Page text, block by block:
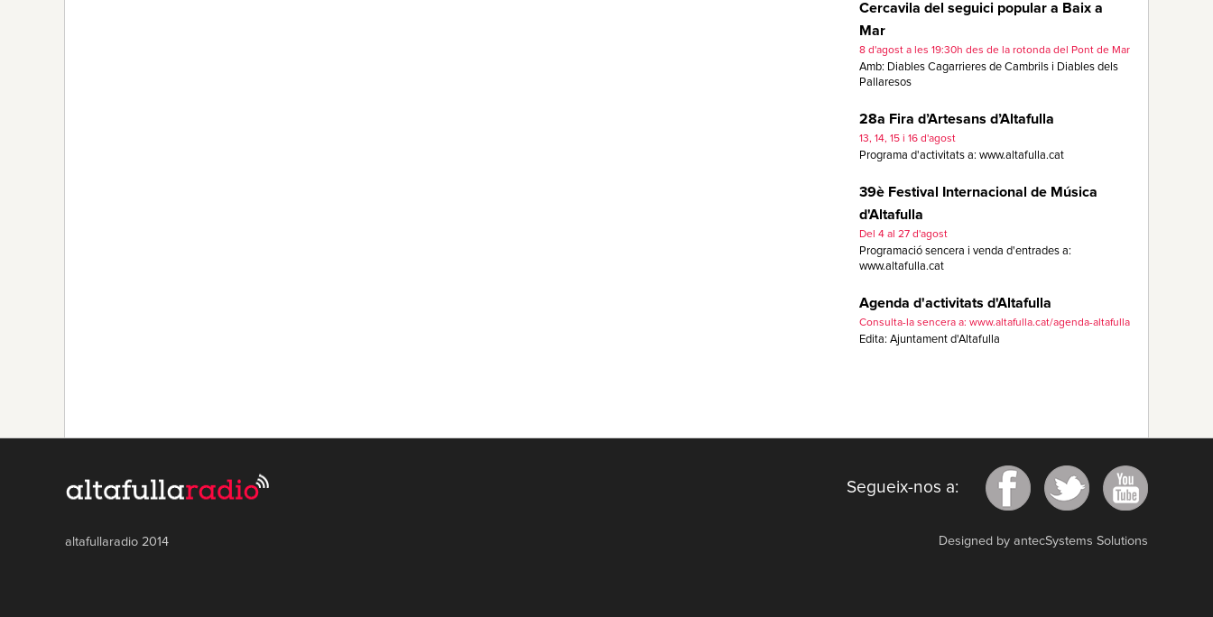
Cercavila del seguici popular a Baix a
Mar
8 d'agost a les 19:30h des de la rotonda del Pont de Mar
Amb: Diables Cagarrieres de Cambrils i Diables dels
Pallaresos
28a Fira d’Artesans d’Altafulla
13, 14, 15 i 16 d'agost
Programa d'activitats a: www.altafulla.cat
39è Festival Internacional de Música
d'Altafulla
Del 4 al 27 d'agost
Programació sencera i venda d'entrades a:
www.altafulla.cat
Agenda d'activitats d'Altafulla
Consulta-la sencera a: www.altafulla.cat/agenda-altafulla
Edita: Ajuntament d'Altafulla
altafullaradio 2014
Segueix-nos a:
Designed by antecSystems Solutions